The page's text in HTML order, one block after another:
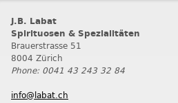
J.B. Labat
Spirituosen & Spezialitäten
Brauerstrasse 51
8004 Zürich
Phone: 0041 43 243 32 84
info@labat.ch